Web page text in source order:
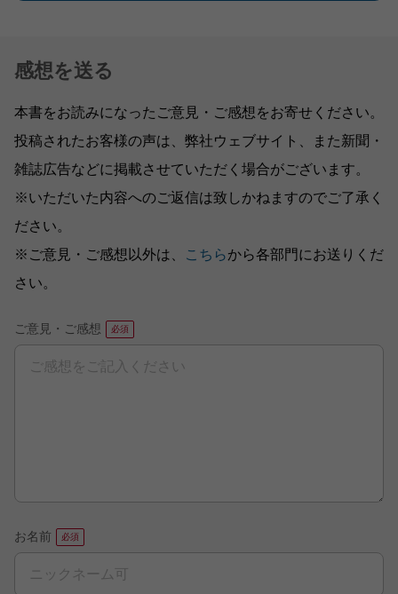
感想を送る
本書をお読みになったご意見・ご感想をお寄せください。
投稿されたお客様の声は、弊社ウェブサイト、また新聞・
雑誌広告などに掲載させていただく場合がございます。
※いただいた内容へのご返信は致しかねますのでご了承く
ださい。
※ご意見・ご感想以外は、
こちらから各部門にお送りくだ
さい。
ご意見・ご感想
お名前